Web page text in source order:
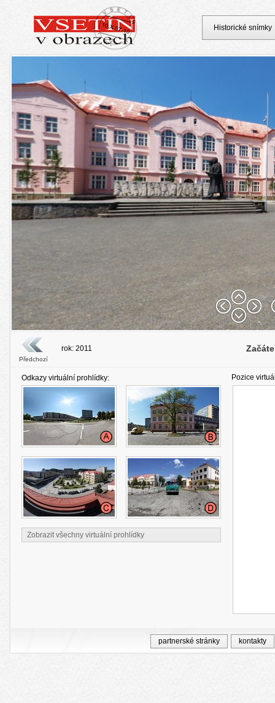
Předchozí
rok: 2011
Odkazy virtuální prohlídky: Pozice
Zobrazit všechny virtuální prohlídky
Historické snímky
partnerské stránky kontakty